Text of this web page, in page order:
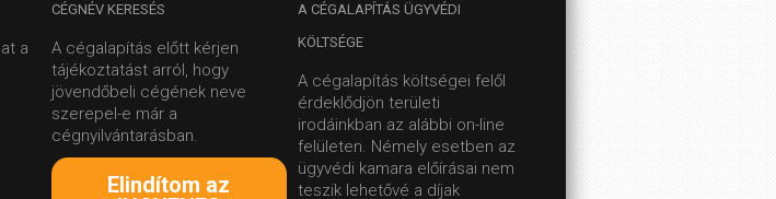
a
CÉGNÉV KERESÉS
A cégalapítás előtt kérjen
tájékoztatást arról, hogy
jövendőbeli cégének neve
szerepel-e már a
cégnyilvántarásban.
Elindítom az
A CÉGALAPÍTÁS ÜGYVÉDI
KÖLTSÉGE
A cégalapítás költségei felől
érdeklődjön területi
irodáinkban az alábbi on-line
felületen. Némely esetben az
ügyvédi kamara előírásai nem
teszik lehetővé a díjak